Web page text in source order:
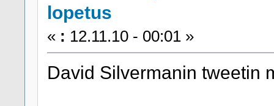
lopetus
« : 12.11.10 - 00:01 »
David Silvermanin tweetin